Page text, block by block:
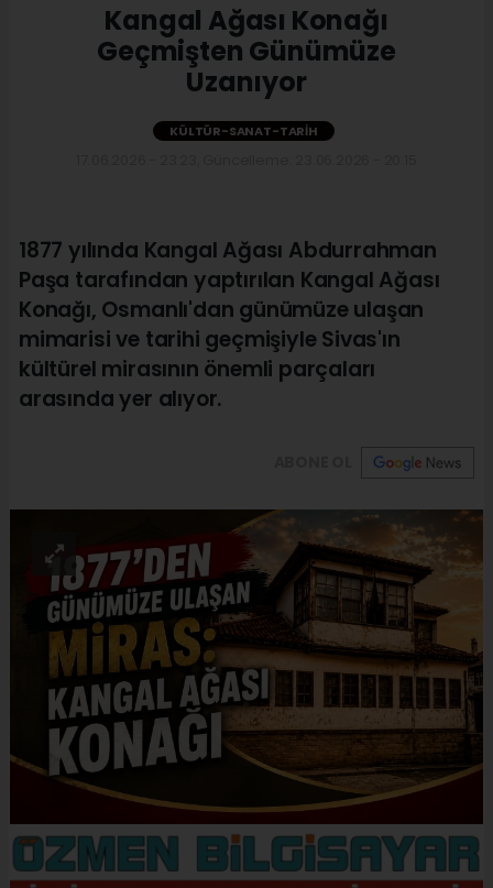
Kangal Ağası Konağı
Geçmişten Günümüze
Uzanıyor
KÜLTÜR-SANAT-TARIH
1877 yılında Kangal Ağası Abdurrahman
Paşa tarafından yaptırılan Kangal Ağası
Konağı, Osmanlı'dan günümüze ulaşan
mimarisi ve tarihi geçmişiyle Sivas'ın
kültürel mirasının önemli parçaları
arasında yer alıyor.